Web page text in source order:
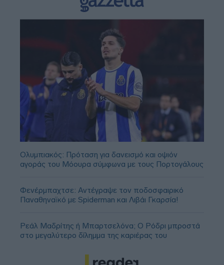
Ολυμπιακός: Πρόταση για δανεισμό και οψιόν
αγοράς του Μόουρα σύμφωνα με τους Πορτογάλους
Φενέρμπαχτσε: Αντέγραψε τον ποδοσφαιρικό
Παναθηναϊκό με Spiderman και Λιβάι Γκαρσία!
Ρεάλ Μαδρίτης ή Μπαρτσελόνα; Ο Ρόδρι μπροστά
στο μεγαλύτερο δίλημμα της καριέρας του